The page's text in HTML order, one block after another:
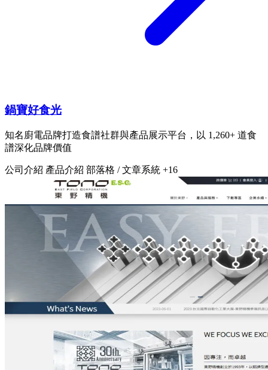
鍋寶好食光
知名廚電品牌打造食譜社群與產品展示平台，以 1,260+ 道食
譜深化品牌價值
公司介紹 產品介紹 部落格 / 文章系統 +16